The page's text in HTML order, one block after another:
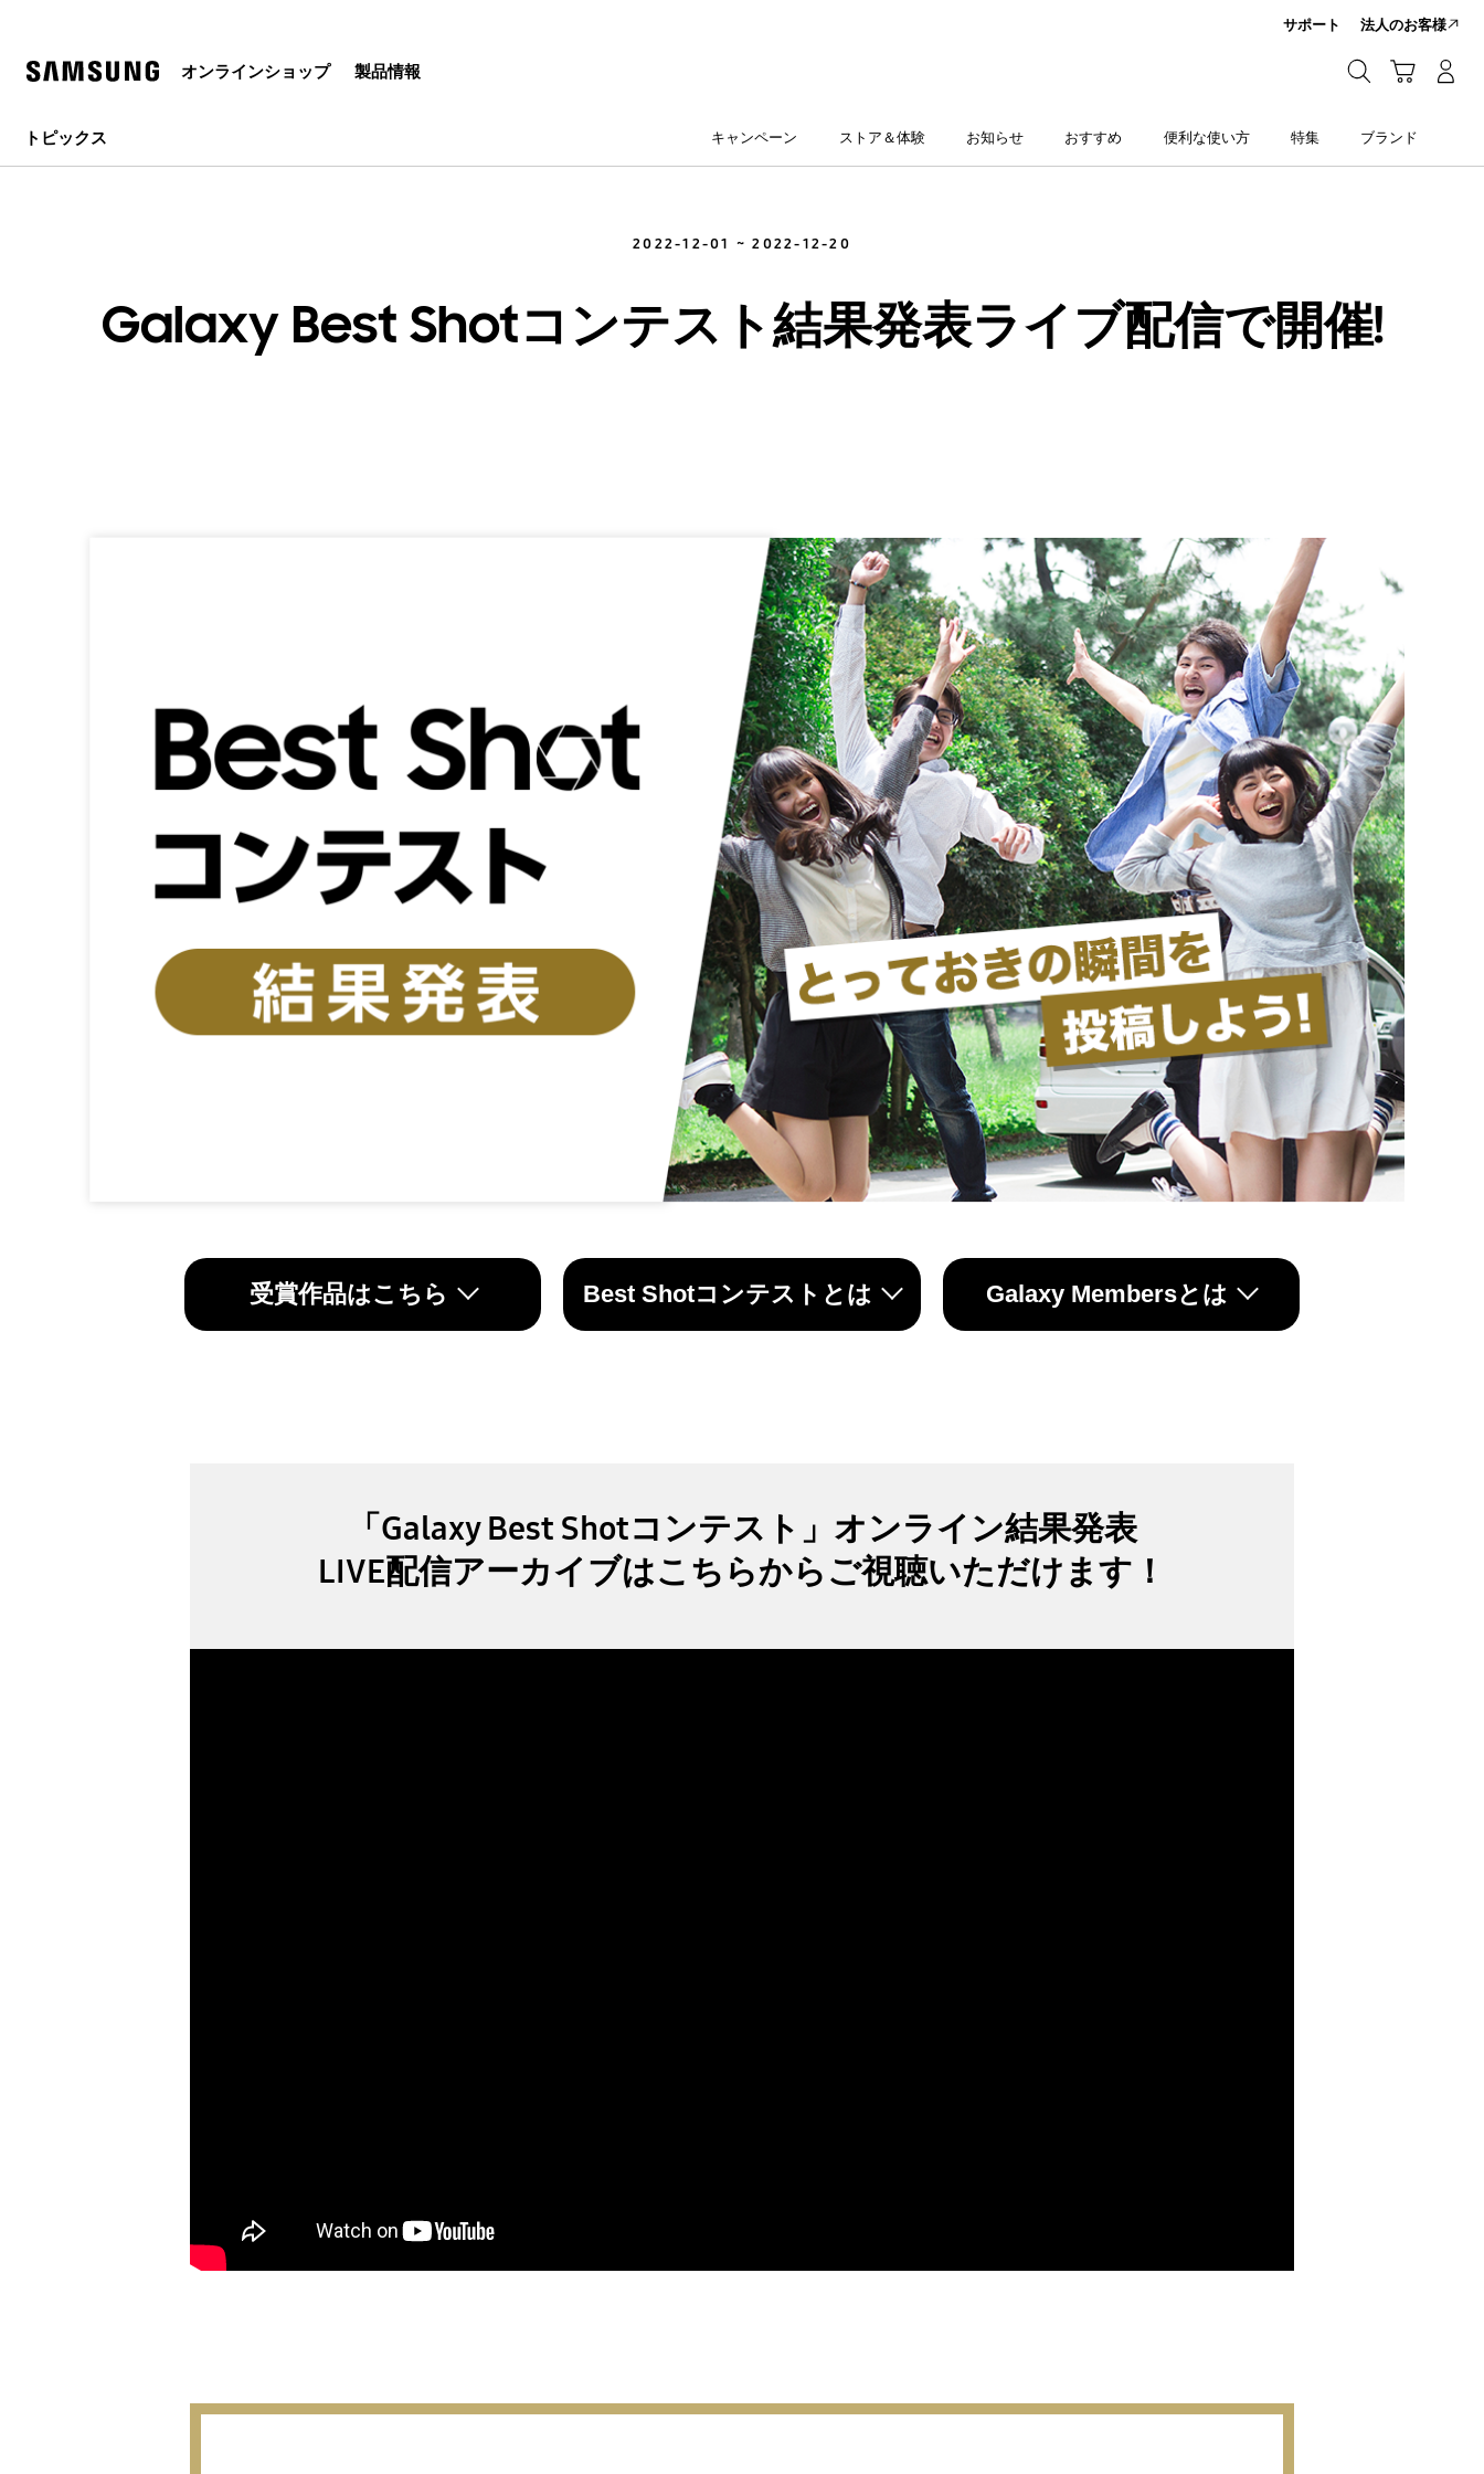
help
オンラインショップ 製品情報
サポート 法人のお客様
トピックス キャンペーン ストア＆体験 お知らせ おすすめ 便利な使い方 特集 ブランド
2022-12-01 ~ 2022-12-20
Galaxy Best Shotコンテスト結果発表ライブ配信で開催!
受賞作品はこちら Best Shotコンテストとは Galaxy Membersとは
「Galaxy Best Shotコンテスト」 オンライン結果発表
LIVE配信アーカイブはこちらからご視聴いただけます！